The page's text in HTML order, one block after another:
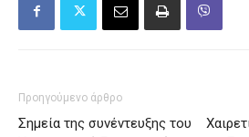
Προηγούμενο άρθρο
Σημεία της συνέντευξης του